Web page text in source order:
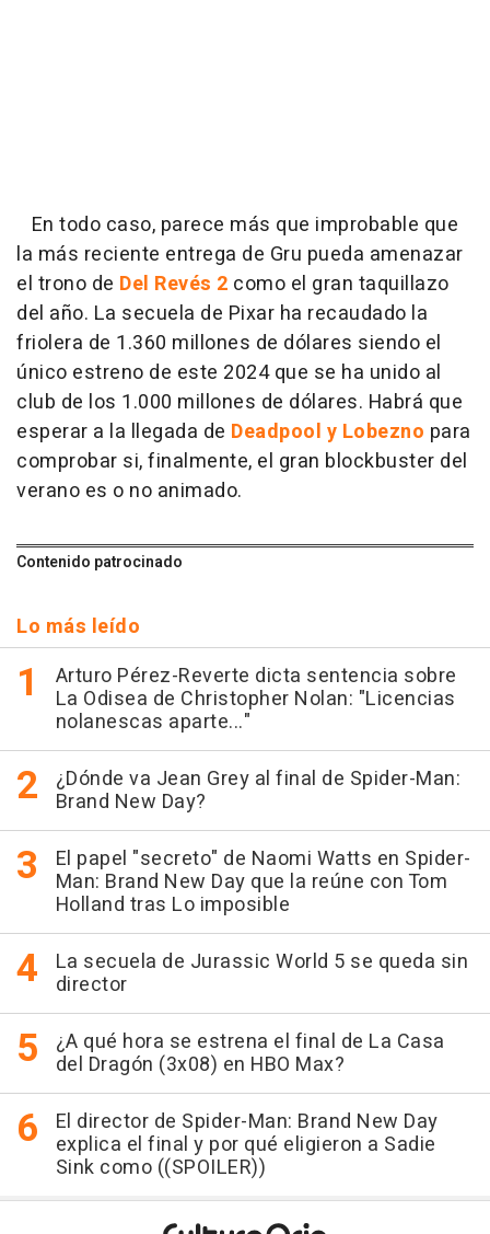
En todo caso, parece más que improbable que
la más reciente entrega de Gru pueda amenazar
el trono de Del Revés 2 como el gran taquillazo
del año. La secuela de Pixar ha recaudado la
friolera de 1.360 millones de dólares siendo el
único estreno de este 2024 que se ha unido al
club de los 1.000 millones de dólares. Habrá que
esperar a la llegada de Deadpool y Lobezno para
comprobar si, finalmente, el gran blockbuster del
verano es o no animado.
Contenido patrocinado
Lo más leído
Arturo Pérez-Reverte dicta sentencia sobre
La Odisea de Christopher Nolan: "Licencias
nolanescas aparte..."
¿Dónde va Jean Grey al final de Spider-Man:
Brand New Day?
El papel "secreto" de Naomi Watts en Spider-
Man: Brand New Day que la reúne con Tom
Holland tras Lo imposible
La secuela de Jurassic World 5 se queda sin
director
¿A qué hora se estrena el final de La Casa
del Dragón (3x08) en HBO Max?
El director de Spider-Man: Brand New Day
explica el final y por qué eligieron a Sadie
Sink como ((SPOILER))